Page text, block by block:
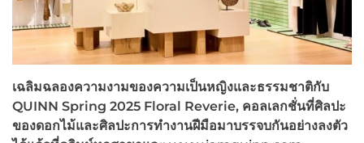
เฉลิมฉลองความงามของความเป็นหญิงและธรรมชาติกับ
QUINN Spring 2025 Floral Reverie, คอลเลกชั่นที่ศิลปะ
ของดอกไม้และศิลปะการทำงานฝีมือมาบรรจบกันอย่างลงตัว